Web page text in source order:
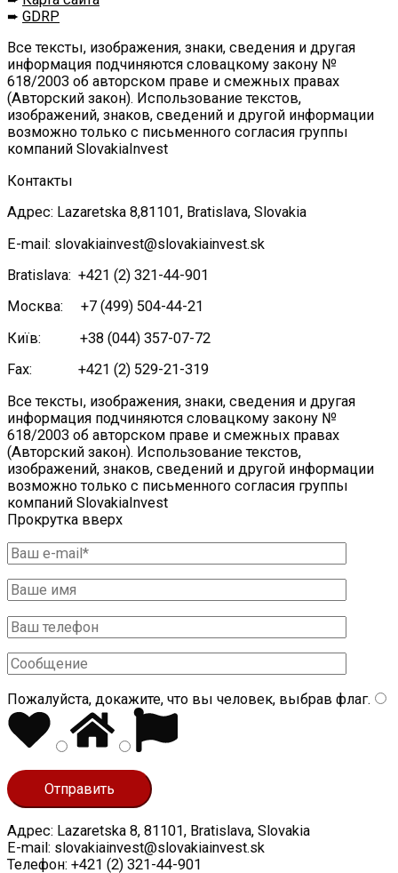
➨ GDRP
Все тексты, изображения, знаки, сведения и другая
информация подчиняются словацкому закону №
618/2003 об авторском праве и смежных правах
(Авторский закон). Использование текстов,
изображений, знаков, сведений и другой информации
возможно только с письменного согласия группы
компаний SlovakiaInvest
Контакты
Адрес: Lazaretska 8,81101, Bratislava, Slovakia
E-mail: slovakiainvest@slovakiainvest.sk
Bratislava: +421 (2) 321-44-901
Москва: +7 (499) 504-44-21
Київ: +38 (044) 357-07-72
Fax: +421 (2) 529-21-319
Все тексты, изображения, знаки, сведения и другая
информация подчиняются словацкому закону №
618/2003 об авторском праве и смежных правах
(Авторский закон). Использование текстов,
изображений, знаков, сведений и другой информации
возможно только с письменного согласия группы
компаний SlovakiaInvest
Прокрутка вверх
Пожалуйста, докажите, что вы человек, выбрав флаг.
Адрес: Lazaretska 8, 81101, Bratislava, Slovakia
E-mail: slovakiainvest@slovakiainvest.sk
Телефон: +421 (2) 321-44-901